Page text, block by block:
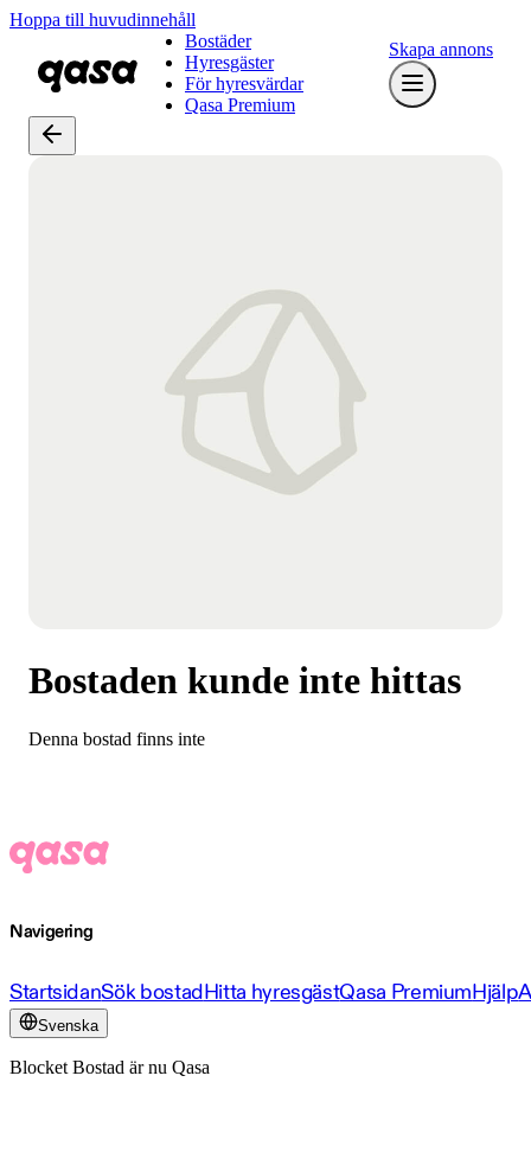
Hoppa till huvudinnehåll
Bostäder
Hyresgäster
För hyresvärdar
Qasa Premium
Skapa annons
Bostaden kunde inte hittas
Denna bostad finns inte
Navigering
StartsidanSök bostadHitta hyresgästQasa PremiumHjälp
Svenska
Blocket Bostad är nu Qasa